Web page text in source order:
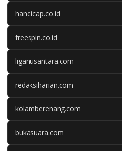
handicap.co.id
freespin.co.id
liganusantara.com
redaksiharian.com
kolamberenang.com
bukasuara.com